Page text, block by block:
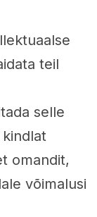
teil
selle
omandit,
võimalusi